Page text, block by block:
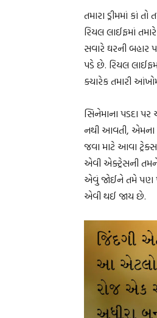
તમારા ડ્રીમમાં કાં
રિયલ લાઈફમાં
સવારે ઘરની બહાર
પડે છે. રિયલ
ક્યારેક તમારી
સિનેમાના પડદા
નથી આવતી, એમના
જવા માટે આવા ટ્રેક્સ
એવી એક્ટ્રેસની
એવું જોઈને તમે પણ
એવી થઈ જાય છે.